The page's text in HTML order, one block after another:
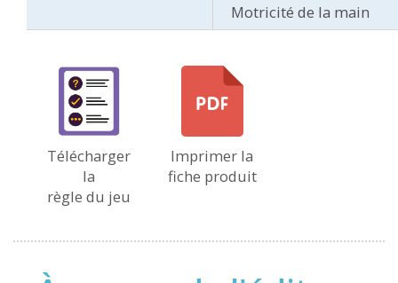
Motricité de la main
Télécharger
la
règle du jeu
Imprimer la
fiche produit